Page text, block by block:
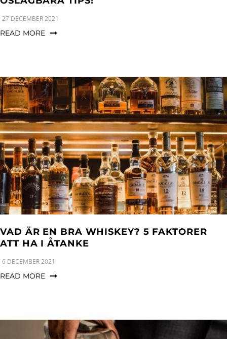
27 DECEMBER 2021
READ MORE
VAD ÄR EN BRA WHISKEY? 5 FAKTORER
ATT HA I ÅTANKE
6 DECEMBER 2021
READ MORE